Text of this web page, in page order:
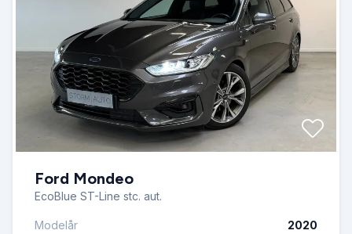
Ford Mondeo
EcoBlue ST-Line stc. aut.
Modelår 2020